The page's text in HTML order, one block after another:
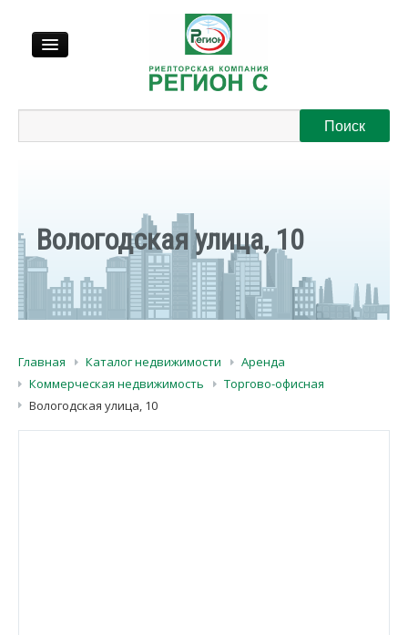
Регионы
Контакты
Вологодская улица, 10
Главная Каталог недвижимости
Аренда
Коммерческая недвижимость
Торгово-офисная
Вологодская улица, 10